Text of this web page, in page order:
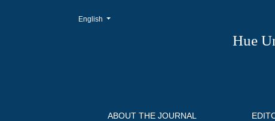
Editorial Team
Hue
ABOUT THE JOURNAL
Change the language. The current language is:
English